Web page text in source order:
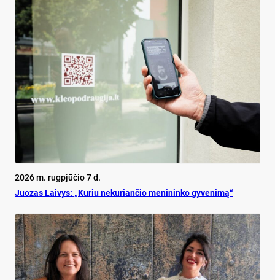
2026 m. rugpjūčio 7 d.
Juo­zas Lai­vys: „Ku­riu ne­ku­rian­čio me­ni­nin­ko gy­ve­ni­mą“